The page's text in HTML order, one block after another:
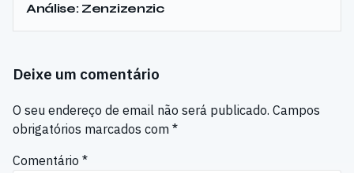
Análise: Zenzizenzic
Deixe um comentário
O seu endereço de email não será publicado. Campos
obrigatórios marcados com *
Comentário *